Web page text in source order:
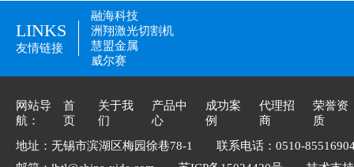
LINKS
友情链接
融海科技
洲翔激光切割机
慧盟金属
威尔赛
网站导
航：
首
页
关于我
们
产品中
心
成功案
例
代理招
商
荣誉资
质
地址：无锡市滨湖区梅园徐巷78-1
联系电话：0510-